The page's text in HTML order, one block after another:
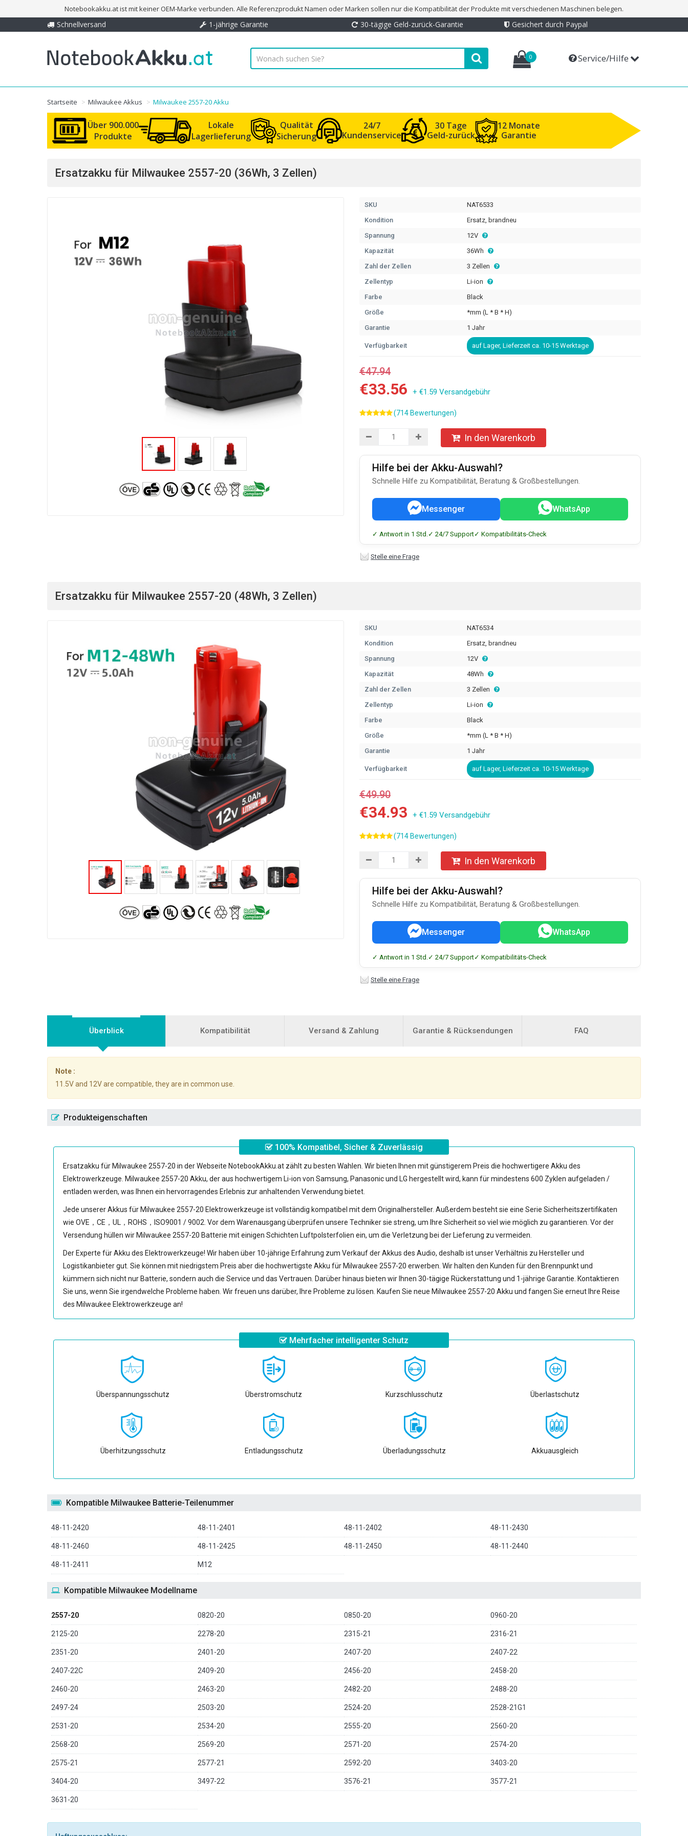
Notebookakku.at ist mit keiner OEM-Marke verbunden. Alle Referenzprodukt Namen oder Marken sollen nur die Kompatibilität der Produkte mit verschiedenen Maschinen belegen.
Schnellversand 1-jährige Garantie 30-tägige Geld-zurück-Garantie Gesichert durch Paypal
0 Service/Hilfe
Startseite Milwaukee Akkus Milwaukee 2557-20 Akku
Über 900.000
Produkte
Lokale
Lagerlieferung
Qualität
Sicherung
24/7
Kundenservice
30 Tage
Geld-zurück
12 Monate
Garantie
Ersatzakku für Milwaukee 2557-20 (36Wh, 3 Zellen)
SKU
NAT6533
Kondition
Ersatz, brandneu
Spannung
12V
Kapazität
36Wh
Zahl der Zellen
3 Zellen
Zellentyp
Li-ion
Farbe
Black
Größe
*mm (L * B * H)
Garantie
1 Jahr
Verfügbarkeit auf Lager, Lieferzeit ca. 10-15 Werktage
€47.94
€33.56 + €1.59 Versandgebühr
(714 Bewertungen)
In den Warenkorb
Hilfe bei der Akku-Auswahl?
Schnelle Hilfe zu Kompatibilität, Beratung & Großbestellungen.
Messenger WhatsApp
✓ Antwort in 1 Std.✓ 24/7 Support✓ Kompatibilitäts-Check
Stelle eine Frage
Ersatzakku für Milwaukee 2557-20 (48Wh, 3 Zellen)
SKU
NAT6534
Kondition
Ersatz, brandneu
Spannung
12V
Kapazität
48Wh
Zahl der Zellen
3 Zellen
Zellentyp
Li-ion
Farbe
Black
Größe
*mm (L * B * H)
Garantie
1 Jahr
Verfügbarkeit auf Lager, Lieferzeit ca. 10-15 Werktage
€49.90
€34.93 + €1.59 Versandgebühr
(714 Bewertungen)
In den Warenkorb
Hilfe bei der Akku-Auswahl?
Schnelle Hilfe zu Kompatibilität, Beratung & Großbestellungen.
Messenger WhatsApp
✓ Antwort in 1 Std.✓ 24/7 Support✓ Kompatibilitäts-Check
Stelle eine Frage
Überblick Kompatibilität Versand & Zahlung Garantie & Rücksendungen FAQ
Note :
11.5V and 12V are compatible, they are in common use.
Produkteigenschaften
100% Kompatibel, Sicher & Zuverlässig
Ersatzakku für Milwaukee 2557-20 in der Webseite NotebookAkku.at zählt zu besten Wahlen. Wir bieten Ihnen mit günstigerem Preis die hochwertigere Akku des
Elektrowerkzeuge. Milwaukee 2557-20 Akku, der aus hochwertigem Li-ion von Samsung, Panasonic und LG hergestellt wird, kann für mindestens 600 Zyklen aufgeladen /
entladen werden, was Ihnen ein hervorragendes Erlebnis zur anhaltenden Verwendung bietet.
Jede unsererAkkus für Milwaukee 2557-20 Elektrowerkzeuge ist vollständig kompatibel mit dem Originalhersteller. Außerdem besteht sie eine Serie Sicherheitszertifikaten
wie OVE，CE，UL，ROHS，ISO9001 / 9002. Vor dem Warenausgang überprüfen unsere Techniker sie streng, um Ihre Sicherheit so viel wie möglich zu garantieren. Vor der
Versendung hüllen wir Milwaukee 2557-20 Batterie mit einigen Schichten Luftpolsterfolien ein, um die Verletzung bei der Lieferung zu vermeiden.
Der Experte für Akku des Elektrowerkzeuge! Wir haben über 10-jährige Erfahrung zum Verkauf der Akkus des Audio, deshalb ist unser Verhältnis zu Hersteller und
Logistikanbieter gut. Sie können mit niedrigstem Preis aber die hochwertigste Akku für Milwaukee 2557-20 erwerben. Wir halten den Kunden für den Brennpunkt und
kümmern sich nicht nur Batterie, sondern auch die Service und das Vertrauen. Darüber hinaus bieten wir Ihnen 30-tägige Rückerstattung und 1-jährige Garantie. Kontaktieren
Sie uns, wenn Sie irgendwelche Probleme haben. Wir freuen uns darüber, Ihre Probleme zu lösen. Kaufen Sie neue Milwaukee 2557-20 Akku und fangen Sie erneut Ihre Reise
des Milwaukee Elektrowerkzeuge an!
Mehrfacher intelligenter Schutz
Überspannungsschutz Überstromschutz Kurzschlusschutz Überlastschutz
Überhitzungsschutz Entladungsschutz Überladungsschutz Akkuausgleich
Kompatible Milwaukee Batterie-Teilenummer
48-11-2420 48-11-2401 48-11-2402 48-11-2430
48-11-2460 48-11-2425 48-11-2450 48-11-2440
48-11-2411 M12
Kompatible Milwaukee Modellname
2557-20 0820-20 0850-20 0960-20
2125-20 2278-20 2315-21 2316-21
2351-20 2401-20 2407-20 2407-22
2407-22C 2409-20 2456-20 2458-20
2460-20 2463-20 2482-20 2488-20
2497-24 2503-20 2524-20 2528-21G1
2531-20 2534-20 2555-20 2560-20
2568-20 2569-20 2571-20 2574-20
2575-21 2577-21 2592-20 3403-20
3404-20 3497-22 3576-21 3577-21
3631-20